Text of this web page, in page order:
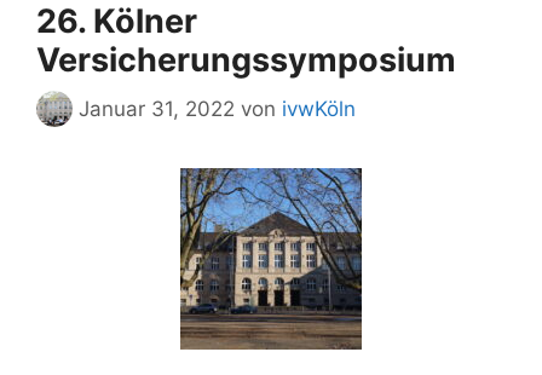
26. Kölner
Versicherungssymposium
Januar 31, 2022 von ivwKöln